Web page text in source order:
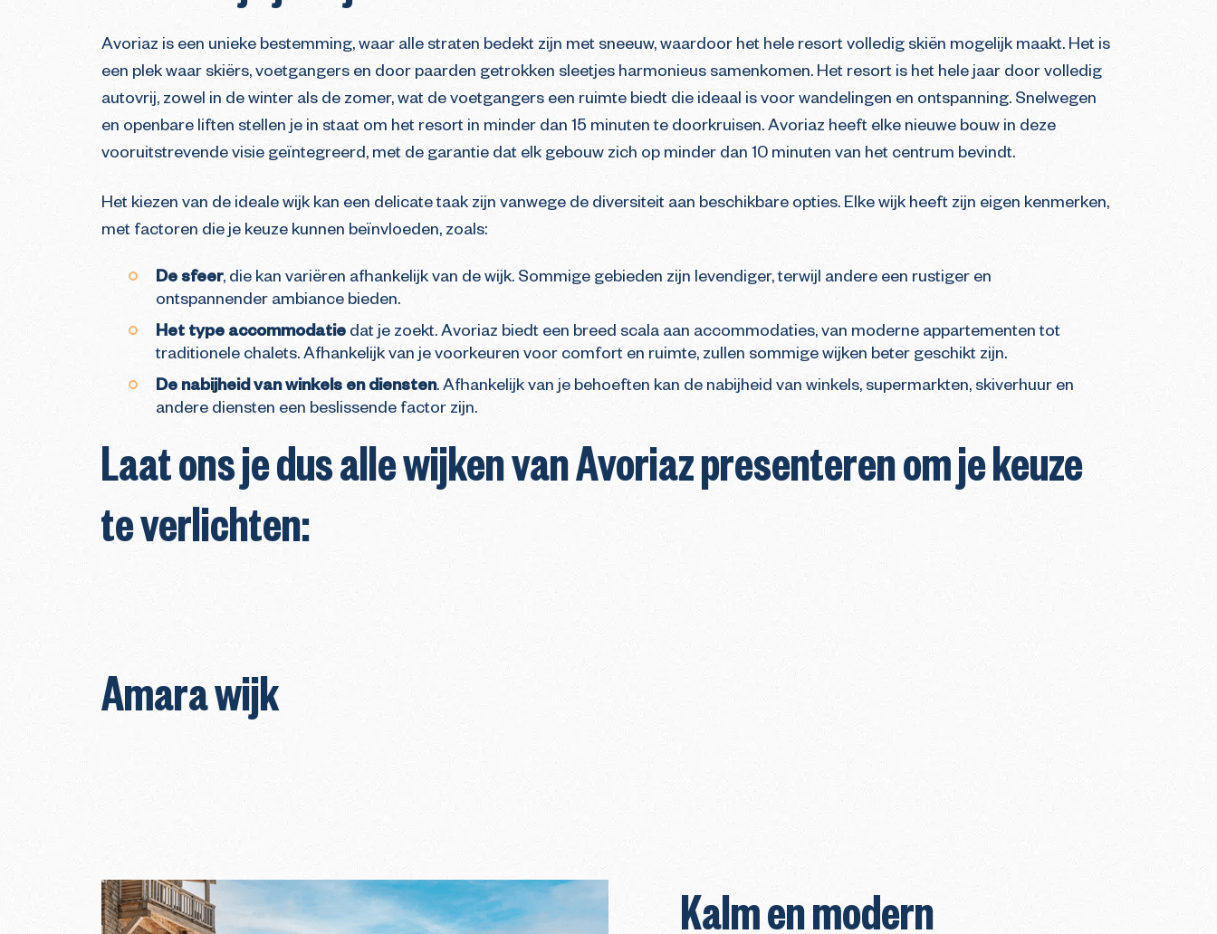
Avoriaz is een unieke bestemming, waar alle straten bedekt zijn met sneeuw, waardoor het hele resort volledig skiën mogelijk maakt. Het is
een plek waar skiërs, voetgangers en door paarden getrokken sleetjes harmonieus samenkomen. Het resort is het hele jaar door volledig
autovrij, zowel in de winter als de zomer, wat de voetgangers een ruimte biedt die ideaal is voor wandelingen en ontspanning. Snelwegen
en openbare liften stellen je in staat om het resort in minder dan 15 minuten te doorkruisen. Avoriaz heeft elke nieuwe bouw in deze
vooruitstrevende visie geïntegreerd, met de garantie dat elk gebouw zich op minder dan 10 minuten van het centrum bevindt.
Het kiezen van de ideale wijk kan een delicate taak zijn vanwege de diversiteit aan beschikbare opties. Elke wijk heeft zijn eigen kenmerken,
met factoren die je keuze kunnen beïnvloeden, zoals:
De sfeer, die kan variëren afhankelijk van de wijk. Sommige gebieden zijn levendiger, terwijl andere een rustiger en
ontspannender ambiance bieden.
Het type accommodatie dat je zoekt. Avoriaz biedt een breed scala aan accommodaties, van moderne appartementen tot
traditionele chalets. Afhankelijk van je voorkeuren voor comfort en ruimte, zullen sommige wijken beter geschikt zijn.
De nabijheid van winkels en diensten. Afhankelijk van je behoeften kan de nabijheid van winkels, supermarkten, skiverhuur en
andere diensten een beslissende factor zijn.
Laat ons je dus alle wijken van Avoriaz presenteren om je keuze
te verlichten:
Amara wijk
Kalm en modern